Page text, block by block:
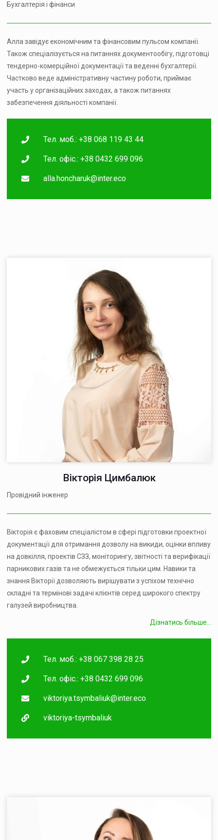
Бухгалтерія і фінанси
Алла завідує економічним та фінансовим пульсом компанії.
Також спеціалізується на питаннях документообігу, підготовці
тендерно-комерційної документації та веденні бухгалтерії.
Частково веде адміністративну частину роботи, приймає
участь у організаційних заходах, а також питаннях
забезпечення діяльності компанії.
Тел. моб.: +38 068 119 43 44
Тел. офіс.: +38 0432 699 096
alla.honcharuk@inter.eco
Вікторія Цимбалюк
Провідний інженер
Вікторія є фаховим спеціалістом в сфері підготовки проектної
документації для отримання дозволу на викиди, оцінки впливу
на довкілля, проектів СЗЗ, моніторингу, звітності та верифікації
парникових газів та не обмежується тільки цим. Навики та
знання Вікторії дозволяють вирішувати з успіхом технічно
складні та термінові задачі клієнтів серед широкого спектру
галузей виробництва.
Дізнатись більше...
Тел. моб.: +38 067 398 28 25
Тел. офіс.: +38 0432 699 096
viktoriya.tsymbaliuk@inter.eco
viktoriya-tsymbaliuk